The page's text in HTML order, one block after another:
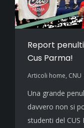
Report
Cus Parma!
Articoli home, CNU
Una grande
davvero non si
studenti del